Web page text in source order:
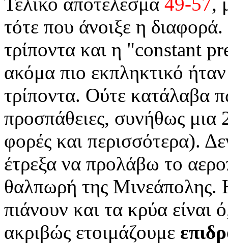
τότε που άνοιξε η
τρίποντα και η "constant
ακόμα πιο εκπληκτικό
τρίποντα. Ούτε κατάλαβα
προσπάθειες, συνήθως μια
φορές και περισσότερα).
έτρεξα να προλάβω το
θαλπωρή της Μινεάπολης.
πιάνουν και τα κρύα είναι
ακριβώς ετοιμάζουμε